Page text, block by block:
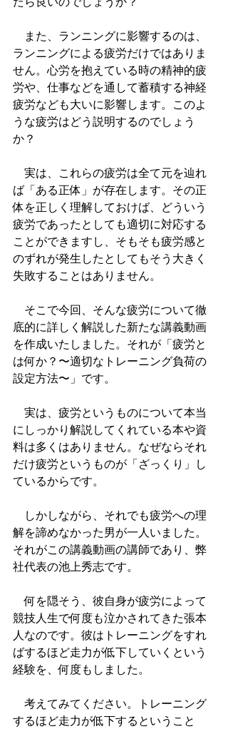
また、ランニングに影響するのは、
ランニングによる疲労だけではありま
せん。心労を抱えている時の精神的疲
労や、仕事などを通して蓄積する神経
疲労なども大いに影響します。このよ
うな疲労はどう説明するのでしょう
か？
実は、これらの疲労は全て元を辿れ
ば「ある正体」が存在します。その正
体を正しく理解しておけば、どういう
疲労であったとしても適切に対応する
ことができますし、そもそも疲労感と
のずれが発生したとしてもそう大きく
失敗することはありません。
そこで今回、そんな疲労について徹
底的に詳しく解説した新たな講義動画
を作成いたしました。それが「疲労と
は何か？〜適切なトレーニング負荷の
設定方法〜」です。
実は、疲労というものについて本当
にしっかり解説してくれている本や資
料は多くはありません。なぜならそれ
だけ疲労というものが「ざっくり」し
ているからです。
しかしながら、それでも疲労への理
解を諦めなかった男が一人いました。
それがこの講義動画の講師であり、弊
社代表の池上秀志です。
何を隠そう、彼自身が疲労によって
競技人生で何度も泣かされてきた張本
人なのです。彼はトレーニングをすれ
ばするほど走力が低下していくという
経験を、何度もしました。
考えてみてください。トレーニング
するほど走力が低下するということ